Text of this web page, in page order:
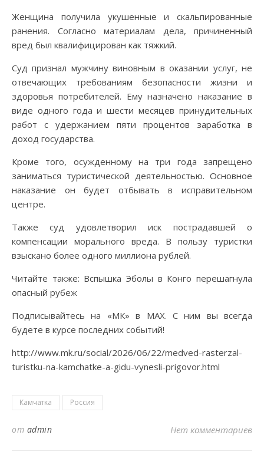
Женщина получила укушенные и скальпированные
ранения. Согласно материалам дела, причиненный
вред был квалифицирован как тяжкий.
Суд признал мужчину виновным в оказании услуг, не
отвечающих требованиям безопасности жизни и
здоровья потребителей. Ему назначено наказание в
виде одного года и шести месяцев принудительных
работ с удержанием пяти процентов заработка в
доход государства.
Кроме того, осужденному на три года запрещено
заниматься туристической деятельностью. Основное
наказание он будет отбывать в исправительном
центре.
Также суд удовлетворил иск пострадавшей о
компенсации морального вреда. В пользу туристки
взыскано более одного миллиона рублей.
Читайте также: Вспышка Эболы в Конго перешагнула
опасный рубеж
Подписывайтесь на «МК» в MAX. С ним вы всегда
будете в курсе последних событий!
http://www.mk.ru/social/2026/06/22/medved-rasterzal-
turistku-na-kamchatke-a-gidu-vynesli-prigovor.html
Камчатка Россия
от admin Нет комментариев